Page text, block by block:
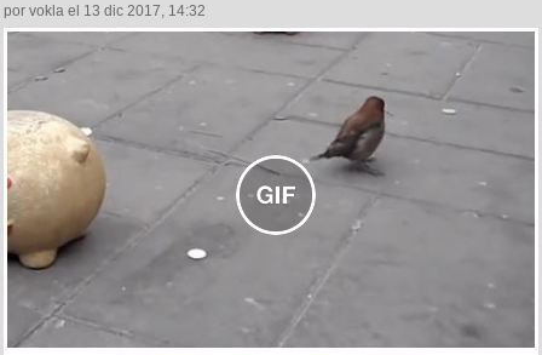
por vokla el 13 dic 2017, 14:32